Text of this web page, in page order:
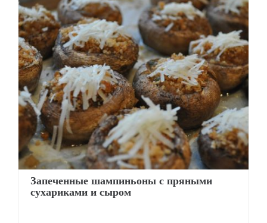
Запеченные шампиньоны с пряными
сухариками и сыром